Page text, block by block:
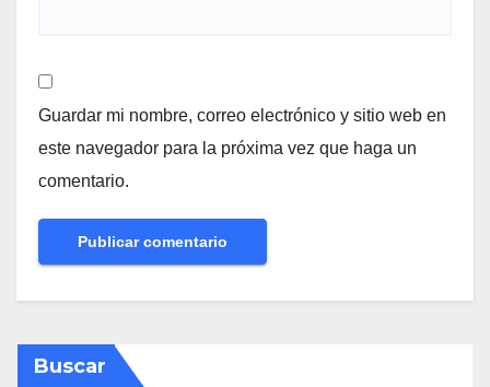
Guardar mi nombre, correo electrónico y sitio web en
este navegador para la próxima vez que haga un
comentario.
Buscar